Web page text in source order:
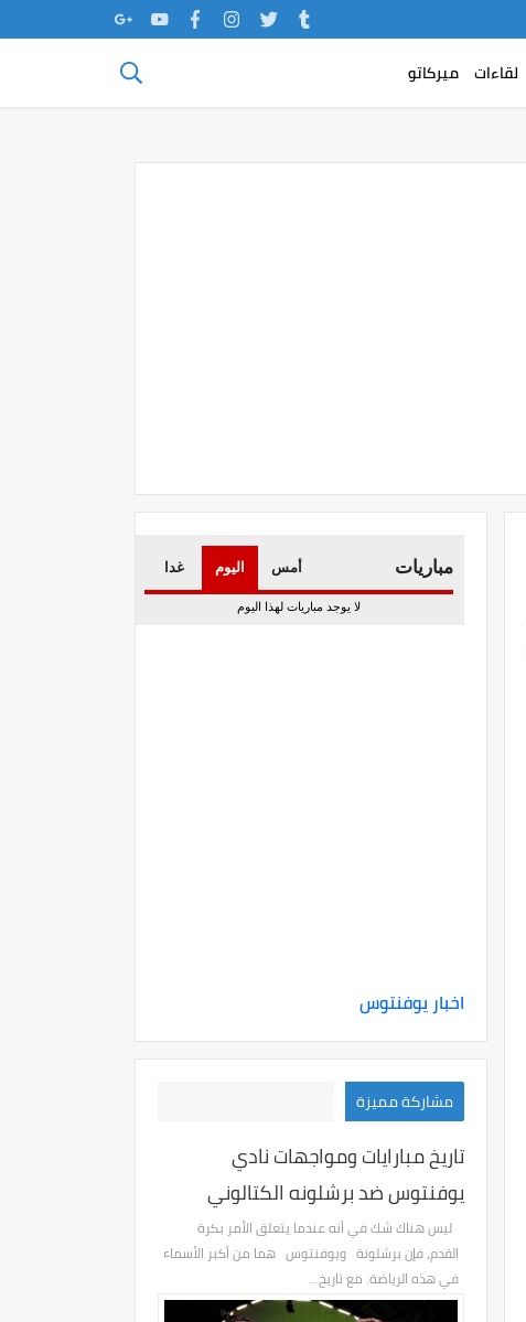
لقاءات ميركاتو
اخبار يوفنتوس
مشاركة مميزة
تاريخ مبارايات ومواجهات نادي
يوفنتوس ضد برشلونه الكتالوني
ليس هناك شك في أنه عندما يتعلق الأمر بكرة
القدم، فإن برشلونة ويوفنتوس هما من أكبر الأسماء
في هذه الرياضة. مع تاريخ...